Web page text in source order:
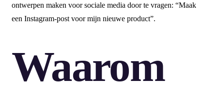
ontwerpen maken voor sociale media door te vragen: “Maak
een Instagram-post voor mijn nieuwe product”.
Waarom